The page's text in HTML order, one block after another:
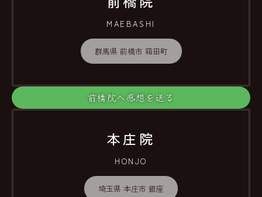
MAEBASHI
群馬県 前橋市 箱田町
前橋院へ感想を送る
本庄院
HONJO
埼玉県 本庄市 銀座